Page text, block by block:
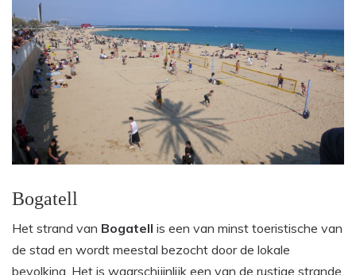
Bogatell
Het strand van Bogatell is een van minst toeristische van
de stad en wordt meestal bezocht door de lokale
bevolking. Het is waarschijinlijk een van de rustige strande